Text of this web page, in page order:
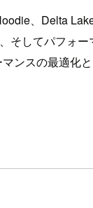
、Delta
してパフォー
ンスの最適化